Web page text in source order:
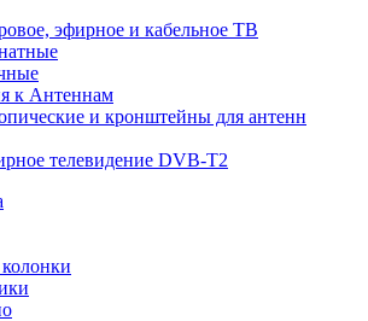
эфирное и кабельное ТВ
к Антеннам
и кронштейны для антенн
телевидение DVB-Т2